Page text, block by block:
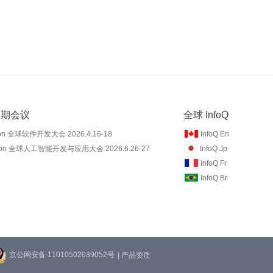
会议
全球软件开发大会 2026.4.16-18
全球人工智能开发与应用大会 2026.6.26-27
全球 InfoQ
InfoQ En
InfoQ Jp
InfoQ Fr
InfoQ Br
京公网安备 11010502039052号 | 产品资质